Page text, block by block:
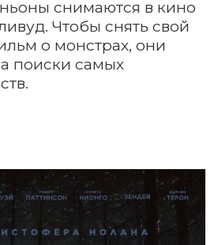
снимаются в кино
Чтобы снять свой
о монстрах, они
поиски самых